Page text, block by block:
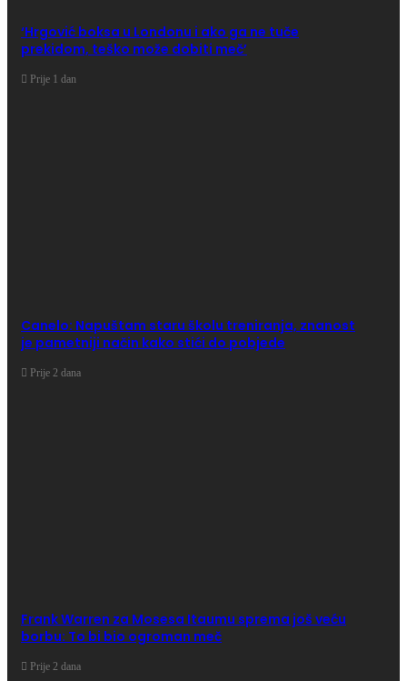
‘Hrgović boksa u Londonu i ako ga ne tuče
prekidom, teško može dobiti meč’
Prije 1 dan
Canelo: Napuštam staru školu treniranja, znanost
je pametniji način kako stići do pobjede
Prije 2 dana
Frank Warren za Mosesa Itaumu sprema još veću
borbu: To bi bio ogroman meč
Prije 2 dana